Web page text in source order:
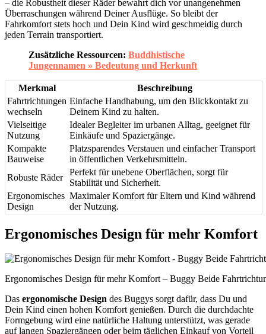
– die Robustheit dieser Räder bewahrt dich vor unangenehmen
Überraschungen während Deiner Ausflüge. So bleibt der
Fahrkomfort stets hoch und Dein Kind wird geschmeidig durch
jeden Terrain transportiert.
Zusätzliche Ressourcen: Buddhistische
Jungennamen » Bedeutung und Herkunft
Merkmal
Beschreibung
Fahrtrichtungen
wechseln
Einfache Handhabung, um den Blickkontakt zu
Deinem Kind zu halten.
Vielseitige
Nutzung
Idealer Begleiter im urbanen Alltag, geeignet für
Einkäufe und Spaziergänge.
Kompakte
Bauweise
Platzsparendes Verstauen und einfacher Transport
in öffentlichen Verkehrsmitteln.
Robuste Räder
Perfekt für unebene Oberflächen, sorgt für
Stabilität und Sicherheit.
Ergonomisches
Design
Maximaler Komfort für Eltern und Kind während
der Nutzung.
Ergonomisches Design für mehr Komfort
Ergonomisches Design für mehr Komfort – Buggy Beide
Das ergonomische Design des Buggys sorgt dafür, dass Du und
Dein Kind einen hohen Komfort genießen. Durch die durchdachte
Formgebung wird eine natürliche Haltung unterstützt, was gerade
auf langen Spaziergängen oder beim täglichen Einkauf von Vorteil